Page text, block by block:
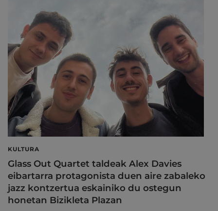
KULTURA
Glass Out Quartet taldeak Alex Davies
eibartarra protagonista duen aire zabaleko
jazz kontzertua eskainiko du ostegun
honetan Bizikleta Plazan